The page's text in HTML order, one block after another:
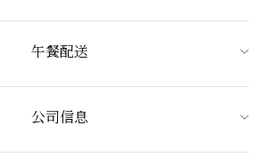
午餐配送
公司信息